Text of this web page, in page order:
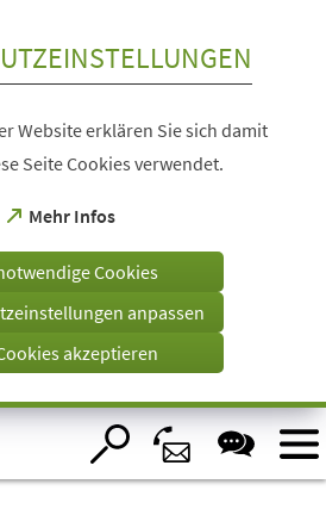
Website erklären Sie sich damit
Seite Cookies verwendet.
Mehr Infos
(Öffnet
einem
Tab)
Cookies
anpassen
akzeptieren